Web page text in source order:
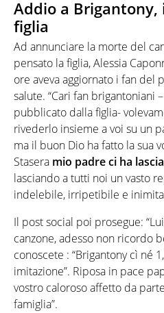
Addio a Brigantony,
figlia
Ad annunciare la morte del
pensato la figlia, Alessia
ore aveva aggiornato i fan
salute. “Cari fan brigantoniani
pubblicato dalla figlia-
rivederlo insieme a voi su un
ma il buon Dio ha fatto la sua
Stasera mio padre ci ha
lasciando a tutti noi un vasto
indelebile, irripetibile e
Il post social poi prosegue:
canzone, adesso non ricordo
conoscete : “Brigantony cì né
imitazione”. Riposa in pace
vostro caloroso affetto da
famiglia”.